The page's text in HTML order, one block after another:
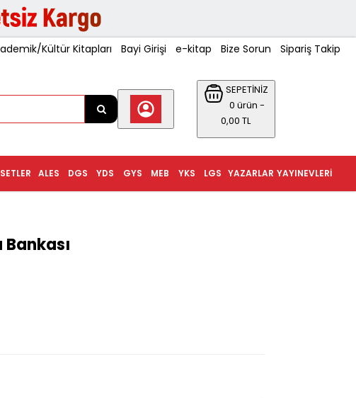
Kültür Kitapları Bayi Girişi e-kitap Bize Sorun Sipariş Takip
SEPETİNİZ
0 ürün -
0,00 TL
YAYINEVLERI
YAZARLAR
LGS
YKS
MEB
GYS
YDS
DGS
ALES
SETLER